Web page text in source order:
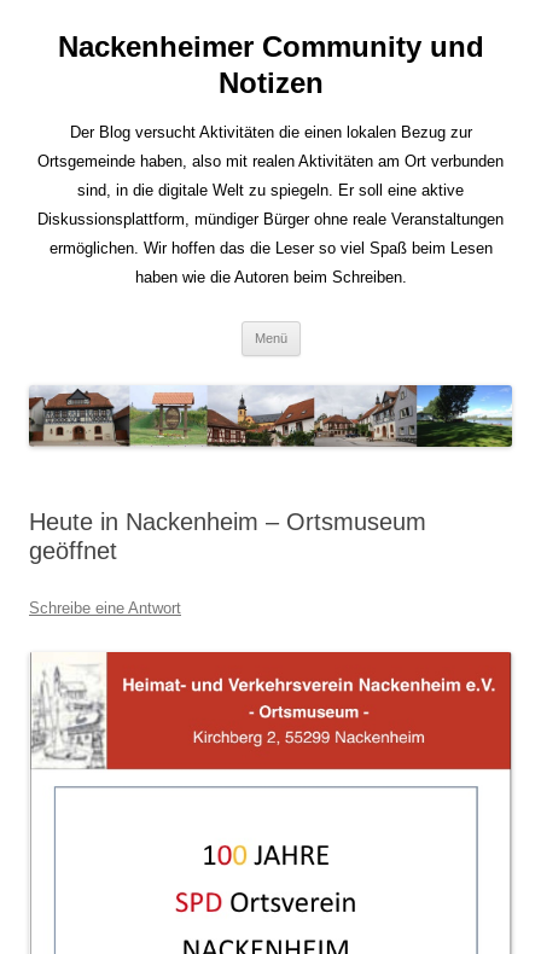
Nackenheimer Community und
Notizen
Der Blog versucht Aktivitäten die einen lokalen Bezug zur
Ortsgemeinde haben, also mit realen Aktivitäten am Ort verbunden
sind, in die digitale Welt zu spiegeln. Er soll eine aktive
Diskussionsplattform, mündiger Bürger ohne reale Veranstaltungen
ermöglichen. Wir hoffen das die Leser so viel Spaß beim Lesen
haben wie die Autoren beim Schreiben.
Menü
Heute in Nackenheim – Ortsmuseum
geöffnet
Schreibe eine Antwort